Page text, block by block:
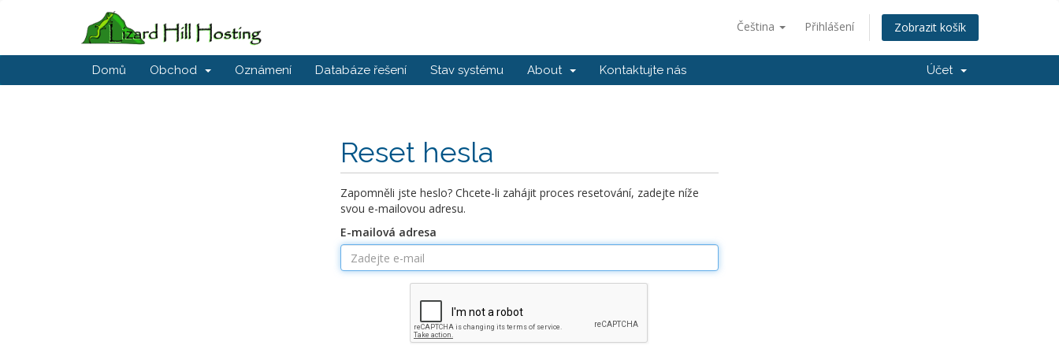
Čeština Přihlášení Zobrazit košík
Domů Obchod Oznámení Databáze řešení Stav systému About Kontaktujte nás Účet
Reset hesla
Zapomněli jste heslo? Chcete-li zahájit proces resetování, zadejte níže
svou e-mailovou adresu.
E-mailová adresa